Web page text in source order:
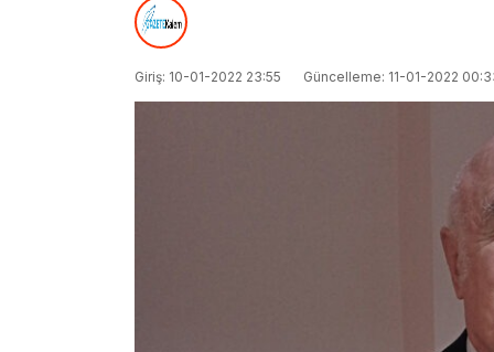
Giriş: 10-01-2022 23:55 Güncelleme: 11-01-2022